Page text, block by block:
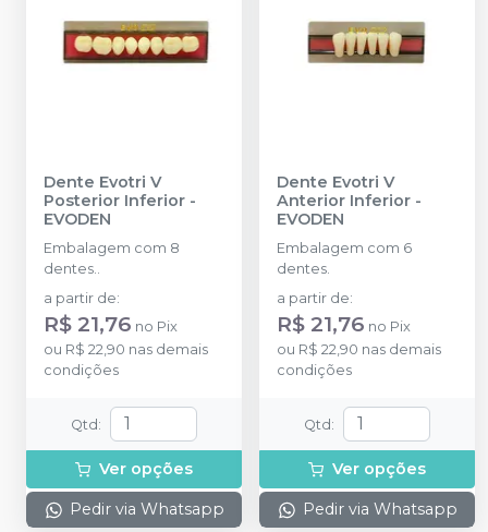
Dente Evotri V
Posterior Inferior -
EVODEN
Embalagem com 8
dentes..
a partir de:
R$ 21,76 no Pix
ou R$ 22,90 nas demais
condições
Qtd:
Ver opções
Pedir via Whatsapp
Dente Evotri V
Anterior Inferior -
EVODEN
Embalagem com 6
dentes.
a partir de:
R$ 21,76 no Pix
ou R$ 22,90 nas demais
condições
Qtd:
Ver opções
Pedir via Whatsapp